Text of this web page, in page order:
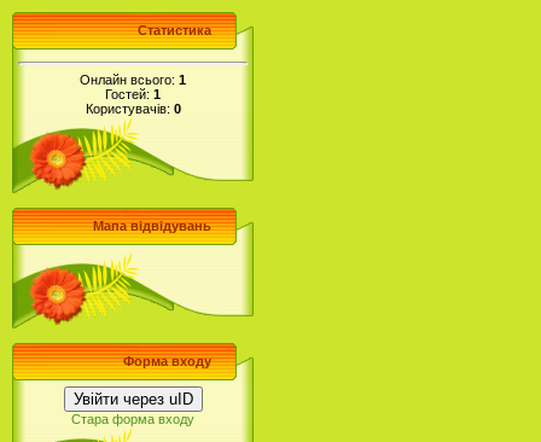
Статистика
Онлайн всього: 1
Гостей: 1
Користувачів: 0
Мапа відвідувань
Форма входу
Увійти через uID
Стара форма входу